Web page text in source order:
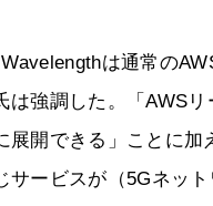
は通常の
は強調した。「AWS
展開できる」ことに加
サービスが（5Gネッ